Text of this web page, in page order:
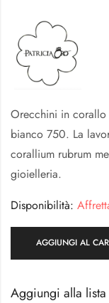
Orecchini in
bianco 750. La
corallium rubrum
gioielleria.
Disponibilità:
AGGIUNGI AL
Aggiungi alla